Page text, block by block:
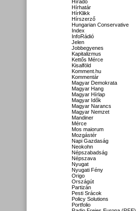
Híradó
Hírhatár
HírKlikk
Hírszerző
Hungarian Conservative
Index
InfoRádió
Jelen
Jobbegyenes
Kapitalizmus
Kettős Mérce
Kisalföld
Komment.hu
Kommentár
Magyar Demokrata
Magyar Hang
Magyar Hírlap
Magyar Idők
Magyar Narancs
Magyar Nemzet
Mandiner
Mérce
Mos maiorum
Mozgástér
Napi Gazdaság
Neokohn
Népszabadság
Népszava
Nyugat
Nyugati Fény
Origo
Országút
Partizán
Pesti Srácok
Policy Solutions
Portfolio